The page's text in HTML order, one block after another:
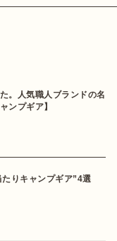
。人気職人ブランドの名
ンプギア】
りキャンプギア”4選